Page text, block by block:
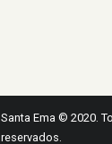
Santa Ema © 2020.
reservados.